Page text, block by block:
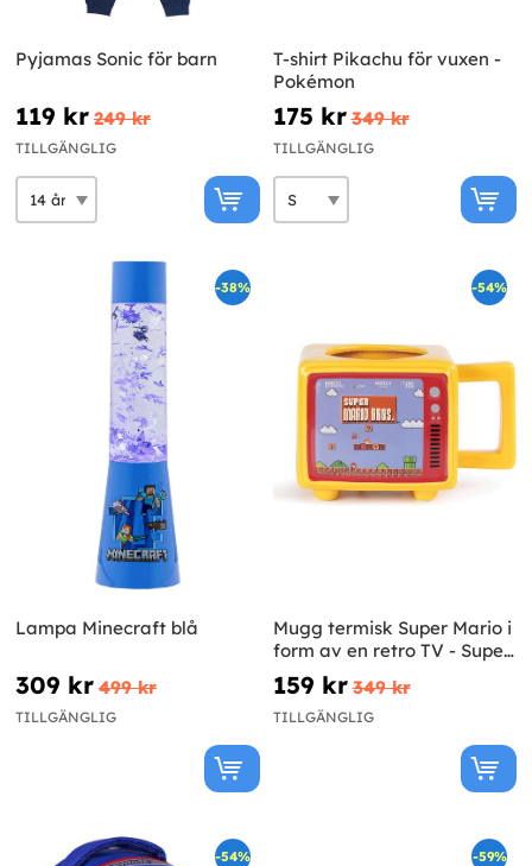
Pyjamas Sonic för barn
119 kr 249 kr
TILLGÄNGLIG
T-shirt Pikachu för vuxen -
Pokémon
175 kr 349 kr
TILLGÄNGLIG
-38%
Lampa Minecraft blå
309 kr 499 kr
TILLGÄNGLIG
-54%
Mugg termisk Super Mario i
form av en retro TV - Super
Mario Bros
159 kr 349 kr
TILLGÄNGLIG
-54% -59%